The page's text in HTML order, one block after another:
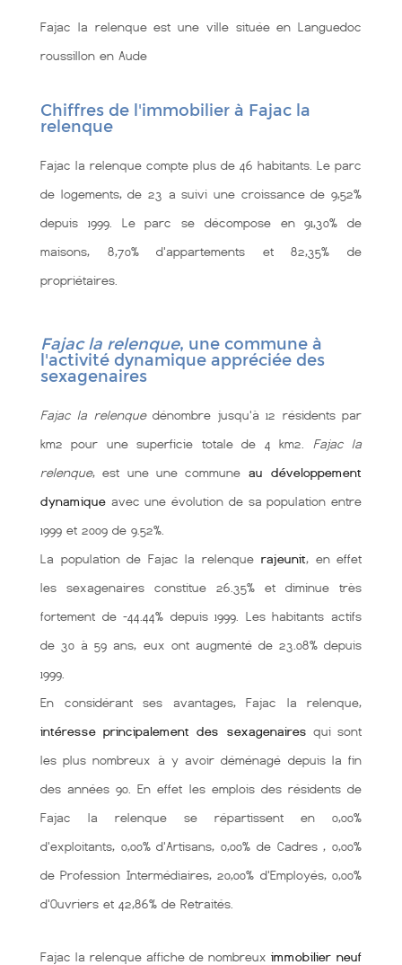
Fajac la relenque est une ville située en Languedoc
roussillon en Aude
Chiffres de l'immobilier à Fajac la
relenque
Fajac la relenque compte plus de 46 habitants. Le parc
de logements, de 23 a suivi une croissance de 9,52%
depuis 1999. Le parc se décompose en 91,30% de
maisons, 8,70% d'appartements et 82,35% de
propriétaires.
Fajac la relenque, une commune à
l'activité dynamique appréciée des
sexagenaires
Fajac la relenquedénombre jusqu'à 12 résidents par
km2 pour une superficie totale de 4 km2. Fajac la
relenque, est une une commune au développement
dynamique avec une évolution de sa population entre
1999 et 2009 de 9.52%.
La population de Fajac la relenquerajeunit, en effet
les sexagenaires constitue 26.35% et diminue très
fortement de -44.44% depuis 1999. Les habitants actifs
de 30 à 59 ans, eux ont augmenté de 23.08% depuis
1999.
En considérant ses avantages, Fajac la relenque,
intéresse principalement des sexagenaires qui sont
les plus nombreux à y avoir déménagé depuis la fin
des années 90. En effet les emplois des résidents de
Fajac la relenque se répartissent en 0,00%
d'exploitants, 0,00% d'Artisans, 0,00% de Cadres , 0,00%
de Profession Intermédiaires, 20,00% d'Employés, 0,00%
d'Ouvriers et 42,86% de Retraités.
Fajac la relenque affiche de nombreux immobilier neuf